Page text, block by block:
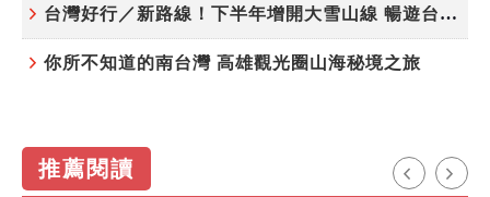
台灣好行／新路線！下半年增開大雪山線 暢遊台中更便利
你所不知道的南台灣 高雄觀光圈山海秘境之旅
推薦閱讀